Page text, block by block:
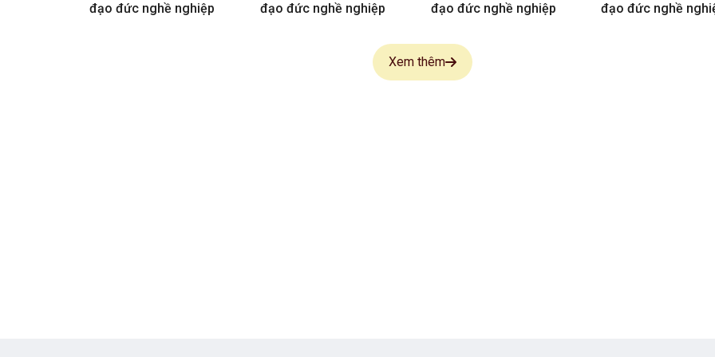
đạo đức nghề nghiệp đạo đức nghề nghiệp đạo đức nghề nghiệp đạo đức nghề
Xem thêm